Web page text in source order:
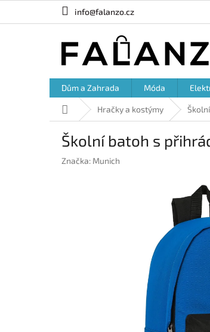
info@falanzo.cz
Dům a Zahrada Móda
Domů Hračky a kostýmy
Školní batoh s
Značka: Munich